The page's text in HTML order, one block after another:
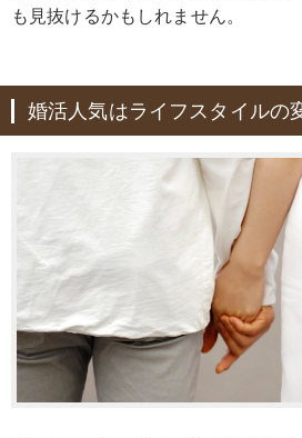
も見抜けるかもしれません。
婚活人気はライフスタイルの